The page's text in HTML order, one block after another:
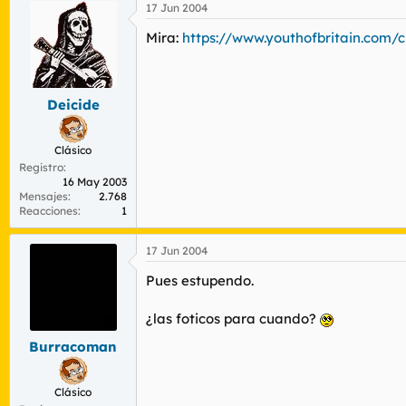
Deicide
Clásico
Registro
16 May 2003
Mensajes
2.768
Reacciones
1
17 Jun 2004
Mira: https://www.youthofbritain.com/
Burracoman
Clásico
17 Jun 2004
Pues estupendo.
¿las foticos para cuando?